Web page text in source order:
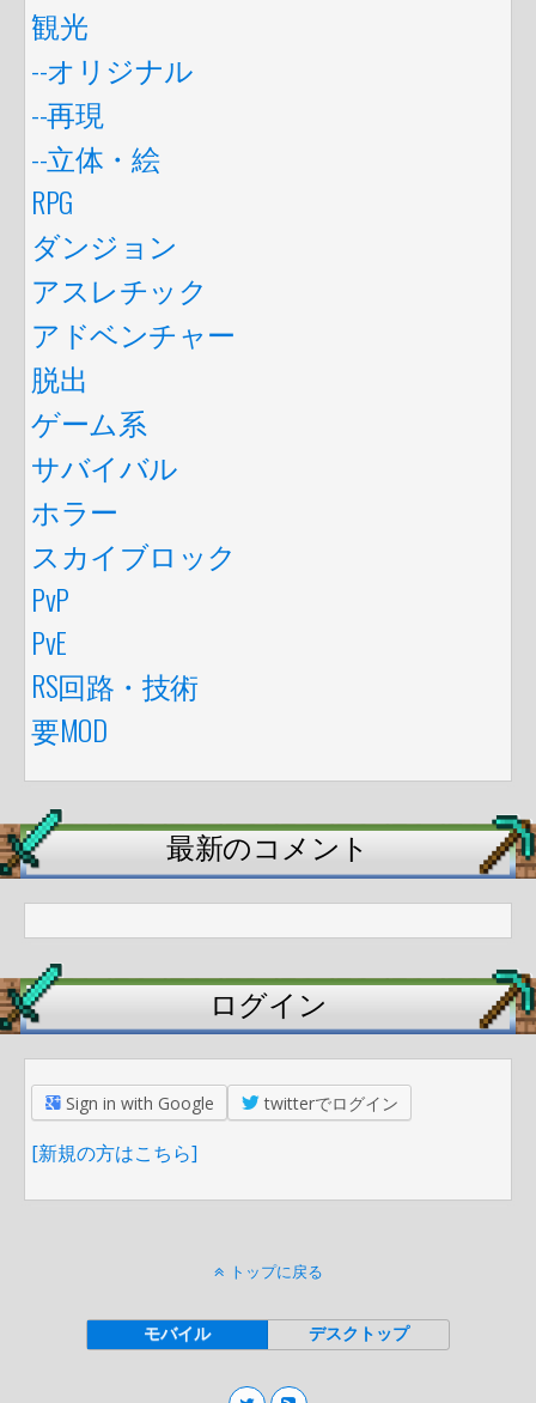
観光
--オリジナル
--再現
--立体・絵
RPG
ダンジョン
アスレチック
アドベンチャー
脱出
ゲーム系
サバイバル
ホラー
スカイブロック
PvP
PvE
RS回路・技術
要MOD
最新のコメント
ログイン
Sign in with Google twitterでログイン
[新規の方はこちら]
トップに戻る
モバイル デスクトップ